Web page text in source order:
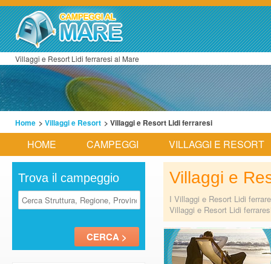
Villaggi e Resort Lidi ferraresi al Mare
Home > Villaggi e Resort > Villaggi e Resort Lidi ferraresi
HOME CAMPEGGI VILLAGGI E RESORT
Trova il campeggio Villaggi e
I Villaggi e Resort Lidi
Villaggi e Resort Lidi